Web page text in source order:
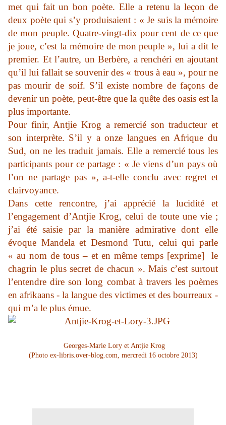
met qui fait un bon poète. Elle a retenu la leçon de
deux poète qui s’y produisaient : « Je suis la mémoire
de mon peuple. Quatre-vingt-dix pour cent de ce que
je joue, c’est la mémoire de mon peuple », lui a dit le
premier. Et l’autre, un Berbère, a renchéri en ajoutant
qu’il lui fallait se souvenir des « trous à eau », pour ne
pas mourir de soif. S’il existe nombre de façons de
devenir un poète, peut-être que la quête des oasis est la
plus importante.
Pour finir, Antjie Krog a remercié son traducteur et
son interprète. S’il y a onze langues en Afrique du
Sud, on ne les traduit jamais. Elle a remercié tous les
participants pour ce partage : « Je viens d’un pays où
l’on ne partage pas », a-t-elle conclu avec regret et
clairvoyance.
Dans cette rencontre, j’ai apprécié la lucidité et
l’engagement d’Antjie Krog, celui de toute une vie ;
j’ai été saisie par la manière admirative dont elle
évoque Mandela et Desmond Tutu, celui qui parle
« au nom de tous – et en même temps [exprime] le
chagrin le plus secret de chacun ». Mais c’est surtout
l’entendre dire son long combat à travers les poèmes
en afrikaans - la langue des victimes et des bourreaux -
qui m’a le plus émue.
Georges-Marie Lory et Antjie Krog
(Photo ex-libris.over-blog.com, mercredi 16 octobre 2013)